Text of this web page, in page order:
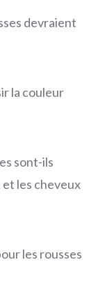
devraient
la couleur
sont-ils
et les cheveux
les rousses